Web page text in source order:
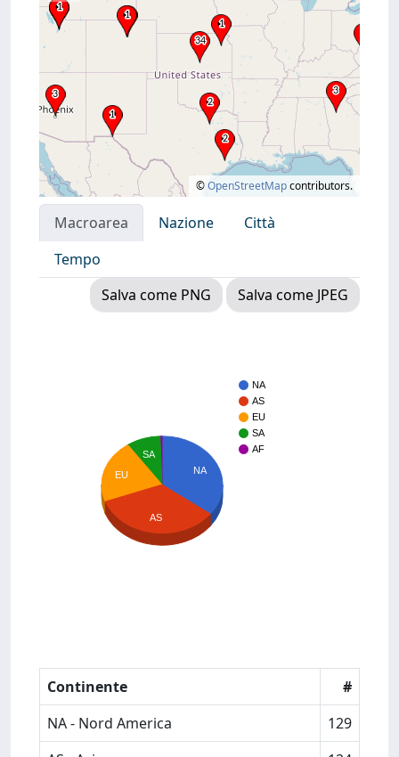
©OpenStreetMapcontributors.
Macroarea Nazione
Città
Tempo
Salva come PNG
Salva come JPEG
NA
AS
EU
SA
AF
NA
SA
EU
AS
Continente
#
NA - Nord America
129